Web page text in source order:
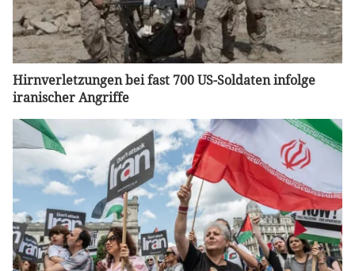
Hirnverletzungen bei fast 700 US-Soldaten infolge
iranischer Angriffe